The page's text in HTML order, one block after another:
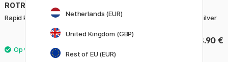
ROTRING
Rapid Pro Vulpotlood 0,7 Zilver
68.90 €
Rapid Pro Vulpotlood 0,5 Zilver
68.90 €
Netherlands (EUR)
United Kingdom (GBP)
Rest of EU (EUR)